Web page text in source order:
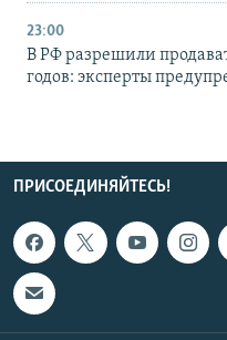
23:00
В РФ разрешили
годов: эксперты
ПРИСОЕДИНЯЙТЕСЬ!